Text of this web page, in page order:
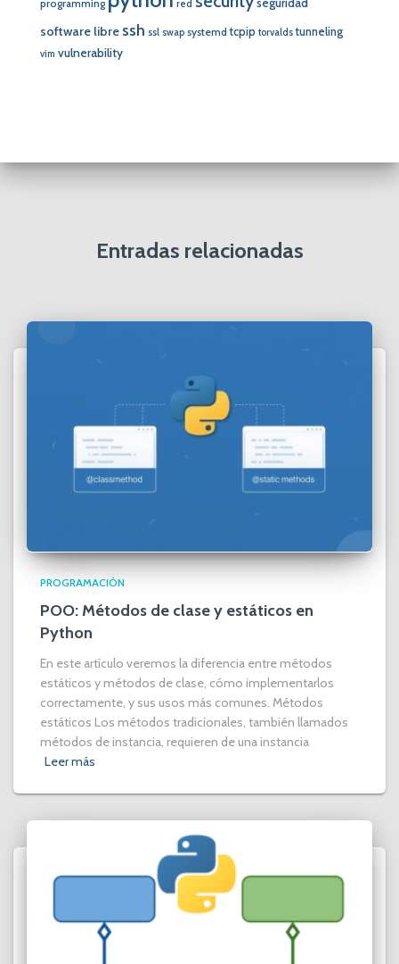
programming red
software libre ssh ssl swap systemd tcpip torvalds tunneling
vim vulnerability
Entradas relacionadas
PROGRAMACIÓN
POO: Métodos de clase y estáticos en
Python
En este artículo veremos la diferencia entre métodos
estáticos y métodos de clase, cómo implementarlos
correctamente, y sus usos más comunes. Métodos
estáticos Los métodos tradicionales, también llamados
métodos de instancia, requieren de una instancia
Leer más